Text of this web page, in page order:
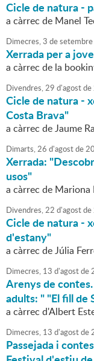
Cicle de natura -
a càrrec de Manel
Dimecres,3 desetembre
Xerrada per a
a càrrec de la
Divendres,29 d'agostde
Cicle de natura -
Costa Brava"
a càrrec de Jaume
Dimarts,26 d'agostde
Xerrada:
usos"
a càrrec de Mariona
Divendres,22 d'agostde
Cicle de natura -
d'estany"
a càrrec de Júlia
Dimecres, 13 d'agostde
Arenys de
adults: " "El fill de
a càrrec d'Albert
Dimecres, 13 d'agostde
Passejada i